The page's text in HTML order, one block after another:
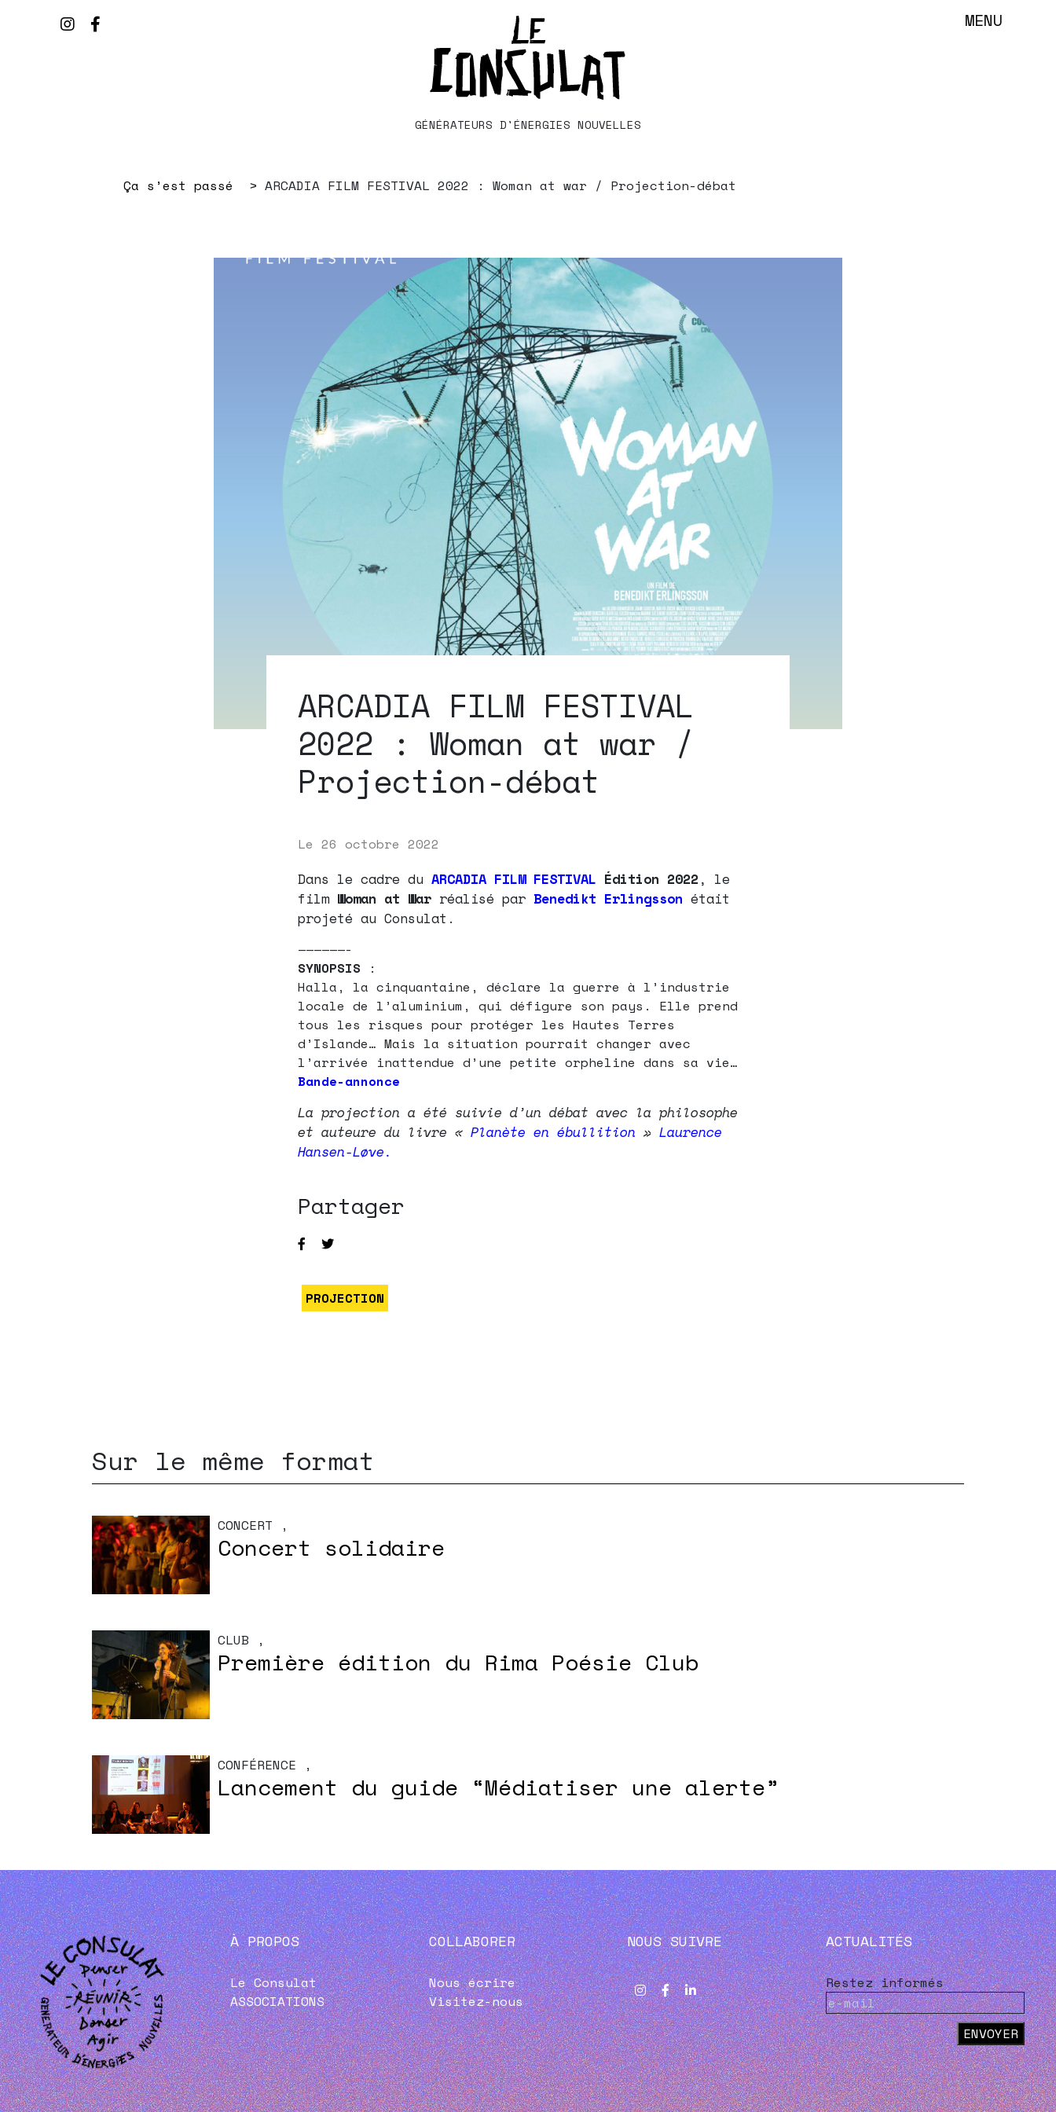
MENU
GÉNÉRATEURS D'ÉNERGIES NOUVELLES
Ça s’est passé ARCADIA FILM FESTIVAL 2022 : Woman at war / Projection-débat
ARCADIA FILM FESTIVAL
2022 : Woman at war /
Projection-débat
Le 26 octobre 2022
Dans le cadre du ARCADIA FILM FESTIVAL Édition 2022, le
film Woman at War réalisé par Benedikt Erlingsson était
projeté au Consulat.
——————-
SYNOPSIS :
Halla, la cinquantaine, déclare la guerre à l’industrie
locale de l’aluminium, qui défigure son pays. Elle prend
tous les risques pour protéger les Hautes Terres
d’Islande… Mais la situation pourrait changer avec
l’arrivée inattendue d’une petite orpheline dans sa vie…
Bande-annonce
La projection a été suivie d’un débat avec la philosophe
et auteure du livre « Planète en ébullition » Laurence
Hansen-Løve.
Partager
PROJECTION
Sur le même format
CONCERT ,
Concert solidaire
CLUB ,
Première édition du Rima Poésie Club
CONFÉRENCE ,
Lancement du guide “Médiatiser une alerte”
À PROPOS
Le Consulat
ASSOCIATIONS
COLLABORER
Nous écrire
Visitez-nous
NOUS SUIVRE ACTUALITÉS
Restez informés
ENVOYER